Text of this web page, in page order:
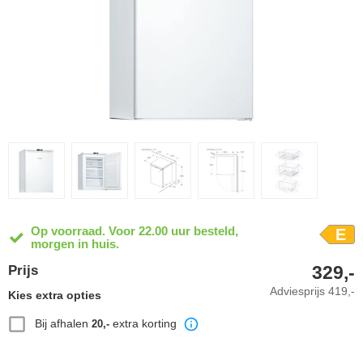
Op voorraad. Voor 22.00 uur besteld,
morgen in huis.
E
Prijs
Adviesprijs 419,-
329,-
Kies extra opties
Bij afhalen 20,-extra korting